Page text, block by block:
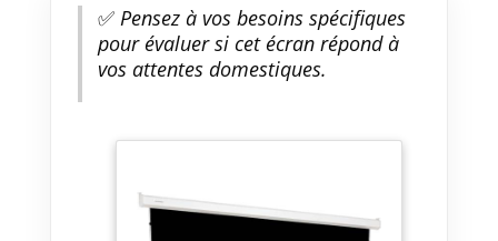
✅Pensez à vos besoins spécifiques
pour évaluer si cet écran répond à
vos attentes domestiques.